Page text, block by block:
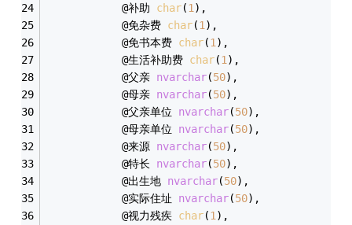
			@补助
char(1 ),
			@免杂费
char(1 ),
			@免书本费
char(1 ),
			@生活补助费
char(1 ),
			@父亲
nvarchar(50),
			@母亲
nvarchar(50),
			@父亲单位
nvarchar(50),
			@母亲单位
nvarchar(50),
			@来源
nvarchar(50),
			@特长
nvarchar(50),
			@出生地
nvarchar(50),
			@实际住址
nvarchar(50),
			@视力残疾
char(1 ),